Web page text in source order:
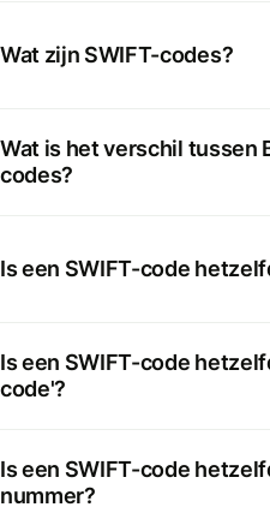
Wat zijn SWIFT-codes?
Wat is het verschil tussen
codes?
Is een SWIFT-code
Is een SWIFT-code
code'?
Is een SWIFT-code
nummer?